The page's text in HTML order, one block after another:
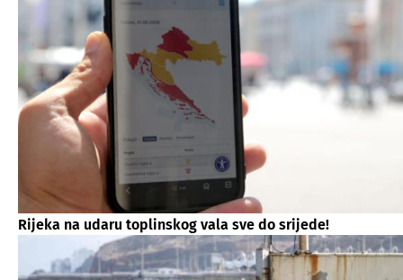
Rijeka na udaru toplinskog vala sve do srijede!